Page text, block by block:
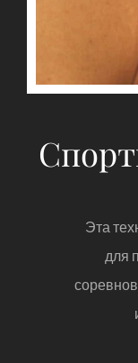
Эта
для